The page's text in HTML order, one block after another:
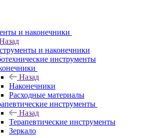
и наконечники
и наконечники
инструменты
Назад
Наконечники
Расходные материалы
инструменты
Назад
Терапевтические инструменты
Зеркало